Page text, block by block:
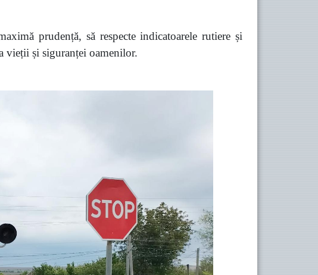
prudență, să respecte indicatoarele rutiere și
vieții și siguranței oamenilor.